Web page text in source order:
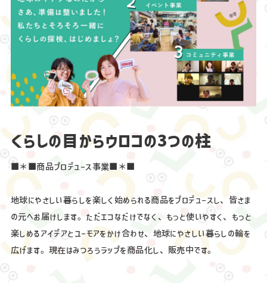
くらしの目からウロコの3つの柱
■＊■商品プロデュース事業■＊■
地球にやさしい暮らしを楽しく始められる商品をプロデュースし、皆さま
の元へお届けします。ただエコなだけでなく、もっと使いやすく、もっと
楽しめるアイデアとユーモアをかけ合わせ、地球にやさしい暮らしの輪を
広げます。現在はみつろうラップを商品化し、販売中です。